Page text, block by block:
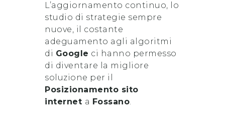
L’aggiornamento continuo, lo
studio di strategie sempre
nuove, il costante
adeguamento agli algoritmi
di Google ci hanno permesso
di diventare la migliore
soluzione per il
Posizionamento sito
internet a Fossano.